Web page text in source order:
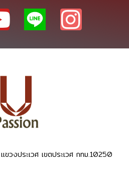
วงประเวศ เขตประเวศ กทม.10250